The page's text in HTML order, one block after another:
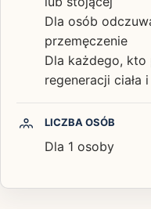
Dla osób
przemęczenie
Dla każdego,
regeneracji ciała
LICZBA OSÓB
Dla 1 osoby